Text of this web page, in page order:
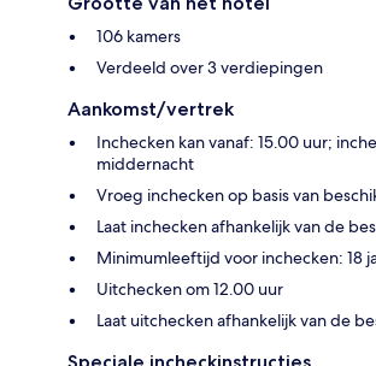
106 kamers
Verdeeld over 3 verdiepingen
Aankomst/vertrek
Inchecken kan vanaf: 15.00 uur;
middernacht
Vroeg inchecken op basis van
Laat inchecken afhankelijk van de
Minimumleeftijd voor inchecken: 18
Uitchecken om 12.00 uur
Laat uitchecken afhankelijk van de